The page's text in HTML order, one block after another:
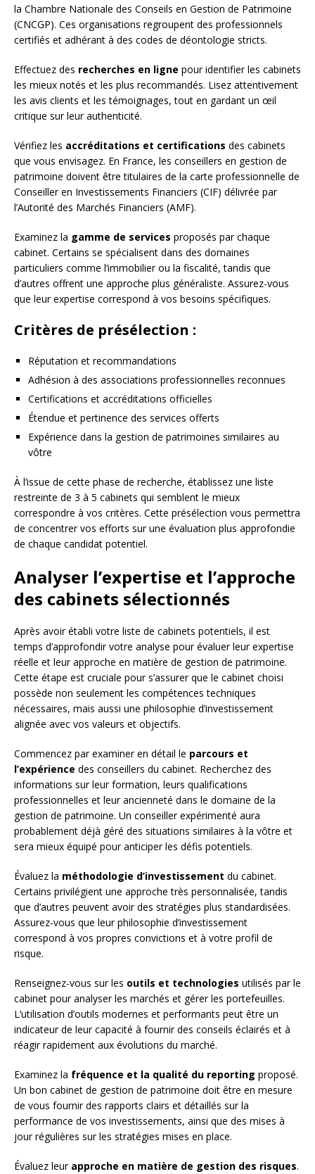
la Chambre Nationale des Conseils en Gestion de Patrimoine
(CNCGP). Ces organisations regroupent des professionnels
certifiés et adhérant à des codes de déontologie stricts.
Effectuez des recherches en ligne pour identifier les cabinets
les mieux notés et les plus recommandés. Lisez attentivement
les avis clients et les témoignages, tout en gardant un œil
critique sur leur authenticité.
Vérifiez les accréditations et certifications des cabinets
que vous envisagez. En France, les conseillers en gestion de
patrimoine doivent être titulaires de la carte professionnelle de
Conseiller en Investissements Financiers (CIF) délivrée par
l’Autorité des Marchés Financiers (AMF).
Examinez la gamme de services proposés par chaque
cabinet. Certains se spécialisent dans des domaines
particuliers comme l’immobilier ou la fiscalité, tandis que
d’autres offrent une approche plus généraliste. Assurez-vous
que leur expertise correspond à vos besoins spécifiques.
Critères de présélection :
Réputation et recommandations
Adhésion à des associations professionnelles reconnues
Certifications et accréditations officielles
Étendue et pertinence des services offerts
Expérience dans la gestion de patrimoines similaires au
vôtre
À l’issue de cette phase de recherche, établissez une liste
restreinte de 3 à 5 cabinets qui semblent le mieux
correspondre à vos critères. Cette présélection vous permettra
de concentrer vos efforts sur une évaluation plus approfondie
de chaque candidat potentiel.
Analyser l’expertise et l’approche
des cabinets sélectionnés
Après avoir établi votre liste de cabinets potentiels, il est
temps d’approfondir votre analyse pour évaluer leur expertise
réelle et leur approche en matière de gestion de patrimoine.
Cette étape est cruciale pour s’assurer que le cabinet choisi
possède non seulement les compétences techniques
nécessaires, mais aussi une philosophie d’investissement
alignée avec vos valeurs et objectifs.
Commencez par examiner en détail le parcours et
l’expérience des conseillers du cabinet. Recherchez des
informations sur leur formation, leurs qualifications
professionnelles et leur ancienneté dans le domaine de la
gestion de patrimoine. Un conseiller expérimenté aura
probablement déjà géré des situations similaires à la vôtre et
sera mieux équipé pour anticiper les défis potentiels.
Évaluez la méthodologie d’investissement du cabinet.
Certains privilégient une approche très personnalisée, tandis
que d’autres peuvent avoir des stratégies plus standardisées.
Assurez-vous que leur philosophie d’investissement
correspond à vos propres convictions et à votre profil de
risque.
Renseignez-vous sur les outils et technologies utilisés par le
cabinet pour analyser les marchés et gérer les portefeuilles.
L’utilisation d’outils modernes et performants peut être un
indicateur de leur capacité à fournir des conseils éclairés et à
réagir rapidement aux évolutions du marché.
Examinez la fréquence et la qualité du reporting proposé.
Un bon cabinet de gestion de patrimoine doit être en mesure
de vous fournir des rapports clairs et détaillés sur la
performance de vos investissements, ainsi que des mises à
jour régulières sur les stratégies mises en place.
Évaluez leur approche en matière de gestion des risques.